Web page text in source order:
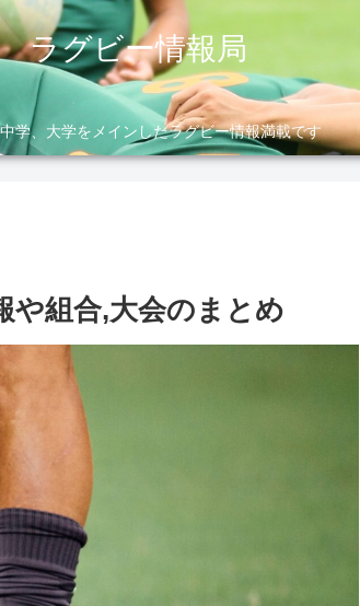
ラグビー情報局
学、大学をメインしたラグビー情報満載です
や組合,大会のまとめ